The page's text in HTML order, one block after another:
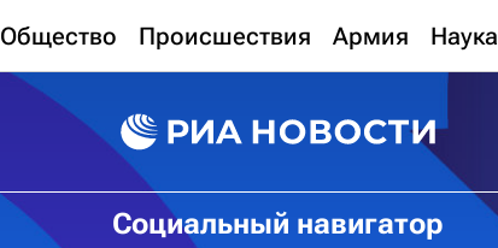
Общество Происшествия Армия Наука
Социальный навигатор